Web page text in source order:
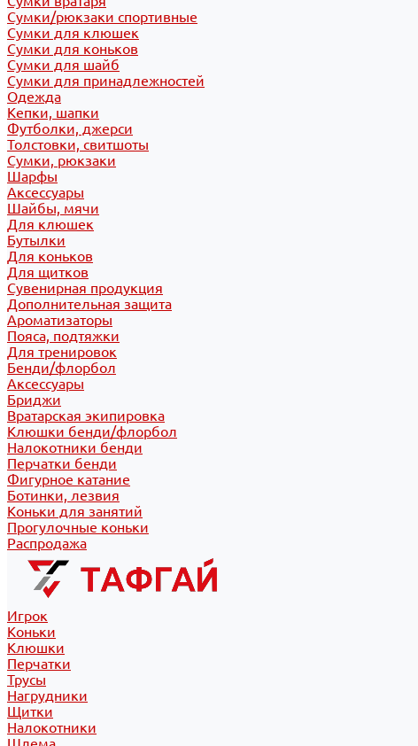
Сумки/рюкзаки спортивные
Сумки для клюшек
Сумки для коньков
Сумки для шайб
Сумки для принадлежностей
Одежда
Кепки, шапки
Футболки, джерси
Толстовки, свитшоты
Сумки, рюкзаки
Шарфы
Аксессуары
Шайбы, мячи
Для клюшек
Бутылки
Для коньков
Для щитков
Сувенирная продукция
Дополнительная защита
Ароматизаторы
Пояса, подтяжки
Для тренировок
Бенди/флорбол
Аксессуары
Бриджи
Вратарская экипировка
Клюшки бенди/флорбол
Налокотники бенди
Перчатки бенди
Фигурное катание
Ботинки, лезвия
Коньки для занятий
Прогулочные коньки
Распродажа
Игрок
Коньки
Клюшки
Перчатки
Трусы
Нагрудники
Щитки
Налокотники